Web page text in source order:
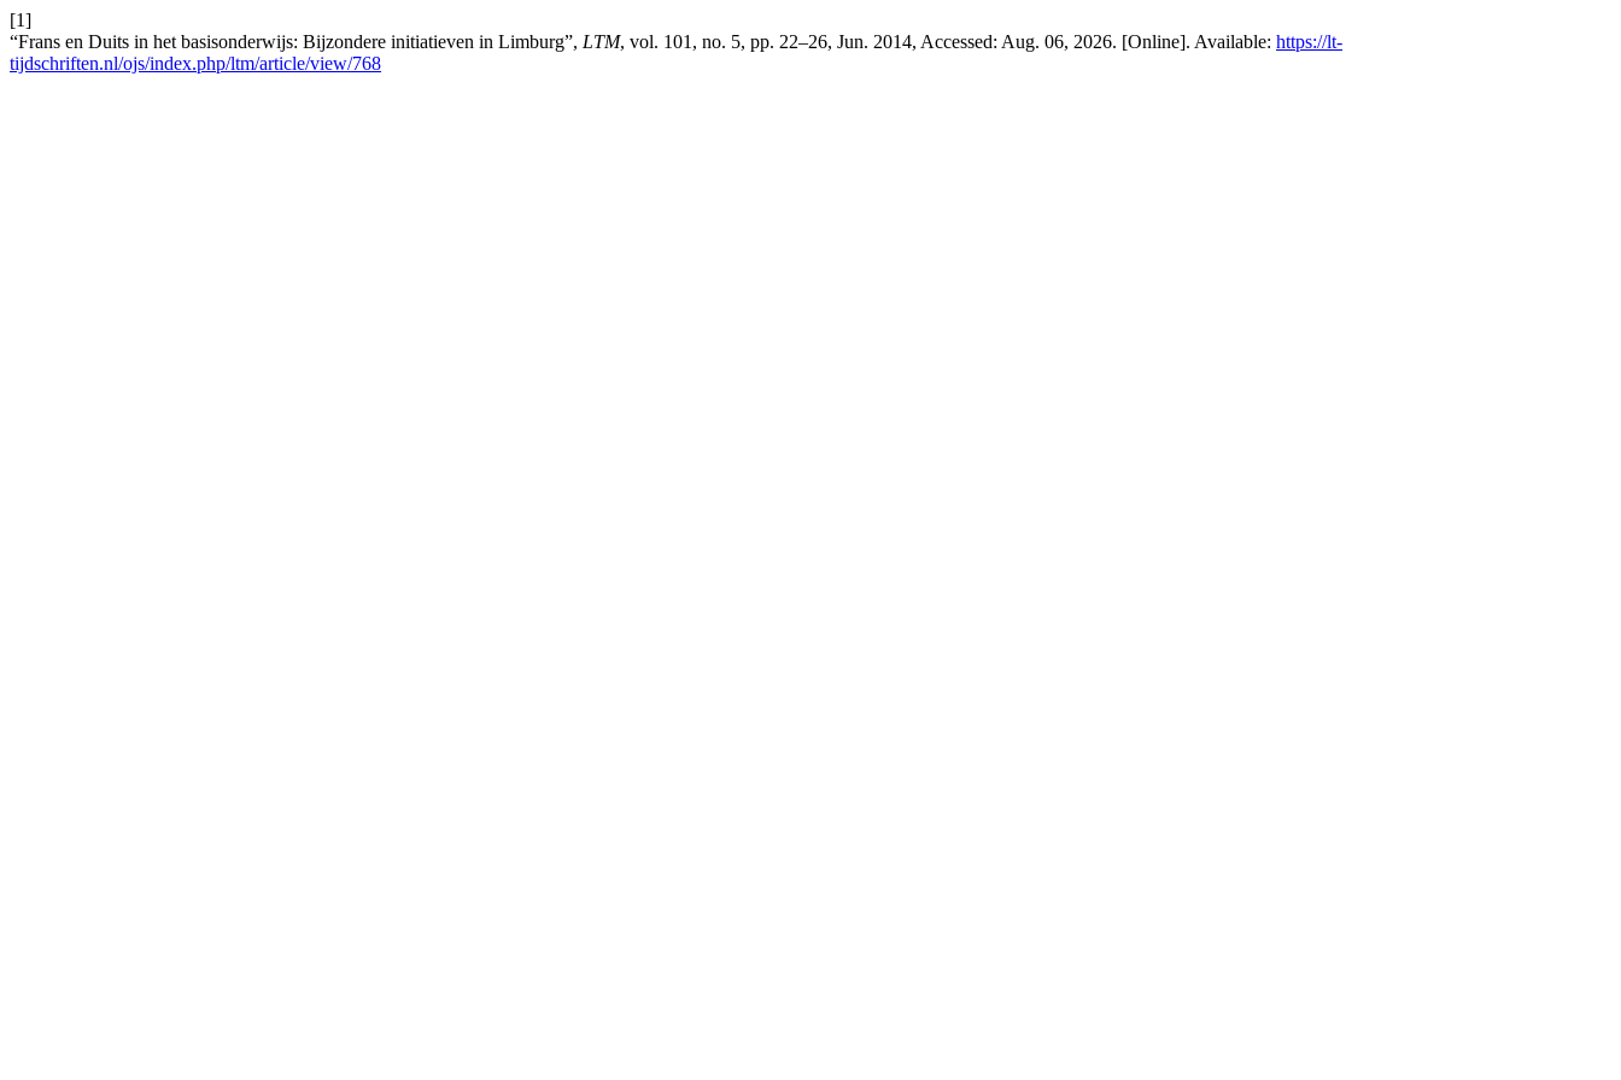
[1]
“Frans en Duits in het basisonderwijs: Bijzondere initiatieven in Limburg”, LTM, vol. 101, no. 5, pp. 22–26, Jun. 2014, Accessed: Aug. 06, 2026. [Online]. Available: https://lt-
tijdschriften.nl/ojs/index.php/ltm/article/view/768